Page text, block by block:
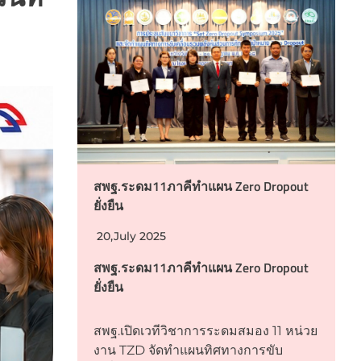
สพฐ.ระดม11ภาคีทำแผน Zero Dropout
ยั่งยืน
20,July 2025
สพฐ.ระดม11ภาคีทำแผน Zero Dropout
ยั่งยืน
สพฐ.เปิดเวทีวิชาการระดมสมอง 11 หน่วย
งาน TZD จัดทำแผนทิศทางการขับ